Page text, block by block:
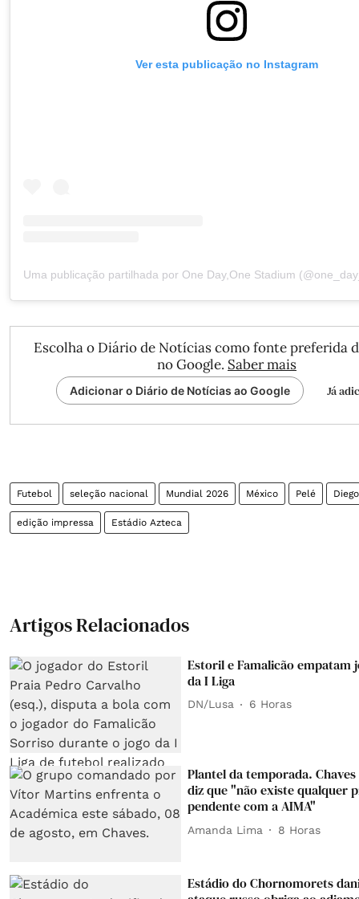
Ver esta publicação no Instagram
Escolha o Diário de Notícias como fonte preferida
no Google. Saber mais
Adicionar o Diário de Notícias ao Google Já
Futebol seleção nacional Mundial 2026 México Pelé
edição impressa Estádio Azteca
Artigos Relacionados
Estoril e Famalicão empatam
da I Liga
DN/Lusa 6 Horas
Plantel da temporada.
diz que "não existe qualquer
pendente com a AIMA"
Amanda Lima 8 Horas
Estádio do Chornomorets